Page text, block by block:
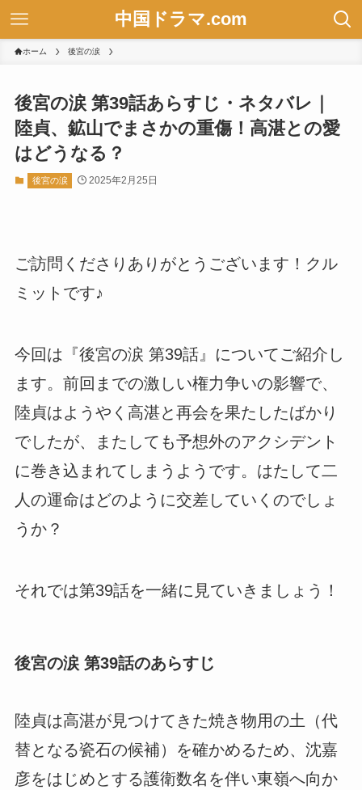
中国ドラマ.com
ホーム 後宮の涙
後宮の涙 第39話あらすじ・ネタバレ｜
陸貞、鉱山でまさかの重傷！高湛との愛
はどうなる？
後宮の涙 2025年2月25日
ご訪問くださりありがとうございます！クル
ミットです♪
今回は『後宮の涙 第39話』についてご紹介し
ます。前回までの激しい権力争いの影響で、
陸貞はようやく高湛と再会を果たしたばかり
でしたが、またしても予想外のアクシデント
に巻き込まれてしまうようです。はたして二
人の運命はどのように交差していくのでしょ
うか？
それでは第39話を一緒に見ていきましょう！
後宮の涙 第39話のあらすじ
陸貞は高湛が見つけてきた焼き物用の土（代
替となる瓷石の候補）を確かめるため、沈嘉
彦をはじめとする護衛数名を伴い東嶺へ向か